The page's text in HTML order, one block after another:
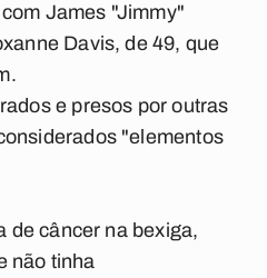
James "Jimmy"
Davis, de 49, que
e presos por outras
"elementos
de câncer na bexiga,
não tinha